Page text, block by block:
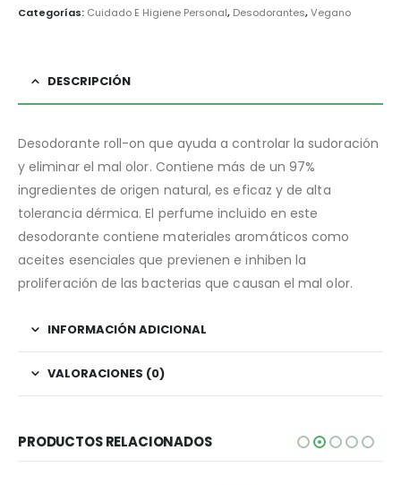
Categorías: Cuidado E Higiene Personal, Desodorantes,Vegano
DESCRIPCIÓN
Desodorante roll-on que ayuda a controlar la sudoración
y eliminar el mal olor. Contiene más de un 97%
ingredientes de origen natural, es eficaz y de alta
tolerancia dérmica. El perfume incluido en este
desodorante contiene materiales aromáticos como
aceites esenciales que previenen e inhiben la
proliferación de las bacterias que causan el mal olor.
INFORMACIÓN ADICIONAL
VALORACIONES (0)
PRODUCTOS RELACIONADOS